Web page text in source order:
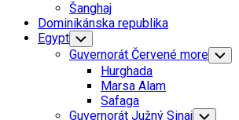
Šanghaj
Dominikánska republika
Egypt Toggle
Child
Menu
Guvernorát Červené more Toggle
Child
Hurghada
Marsa Alam
Safaga
Guvernorát Južný Sinaj Toggle